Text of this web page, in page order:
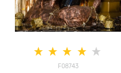
F08743